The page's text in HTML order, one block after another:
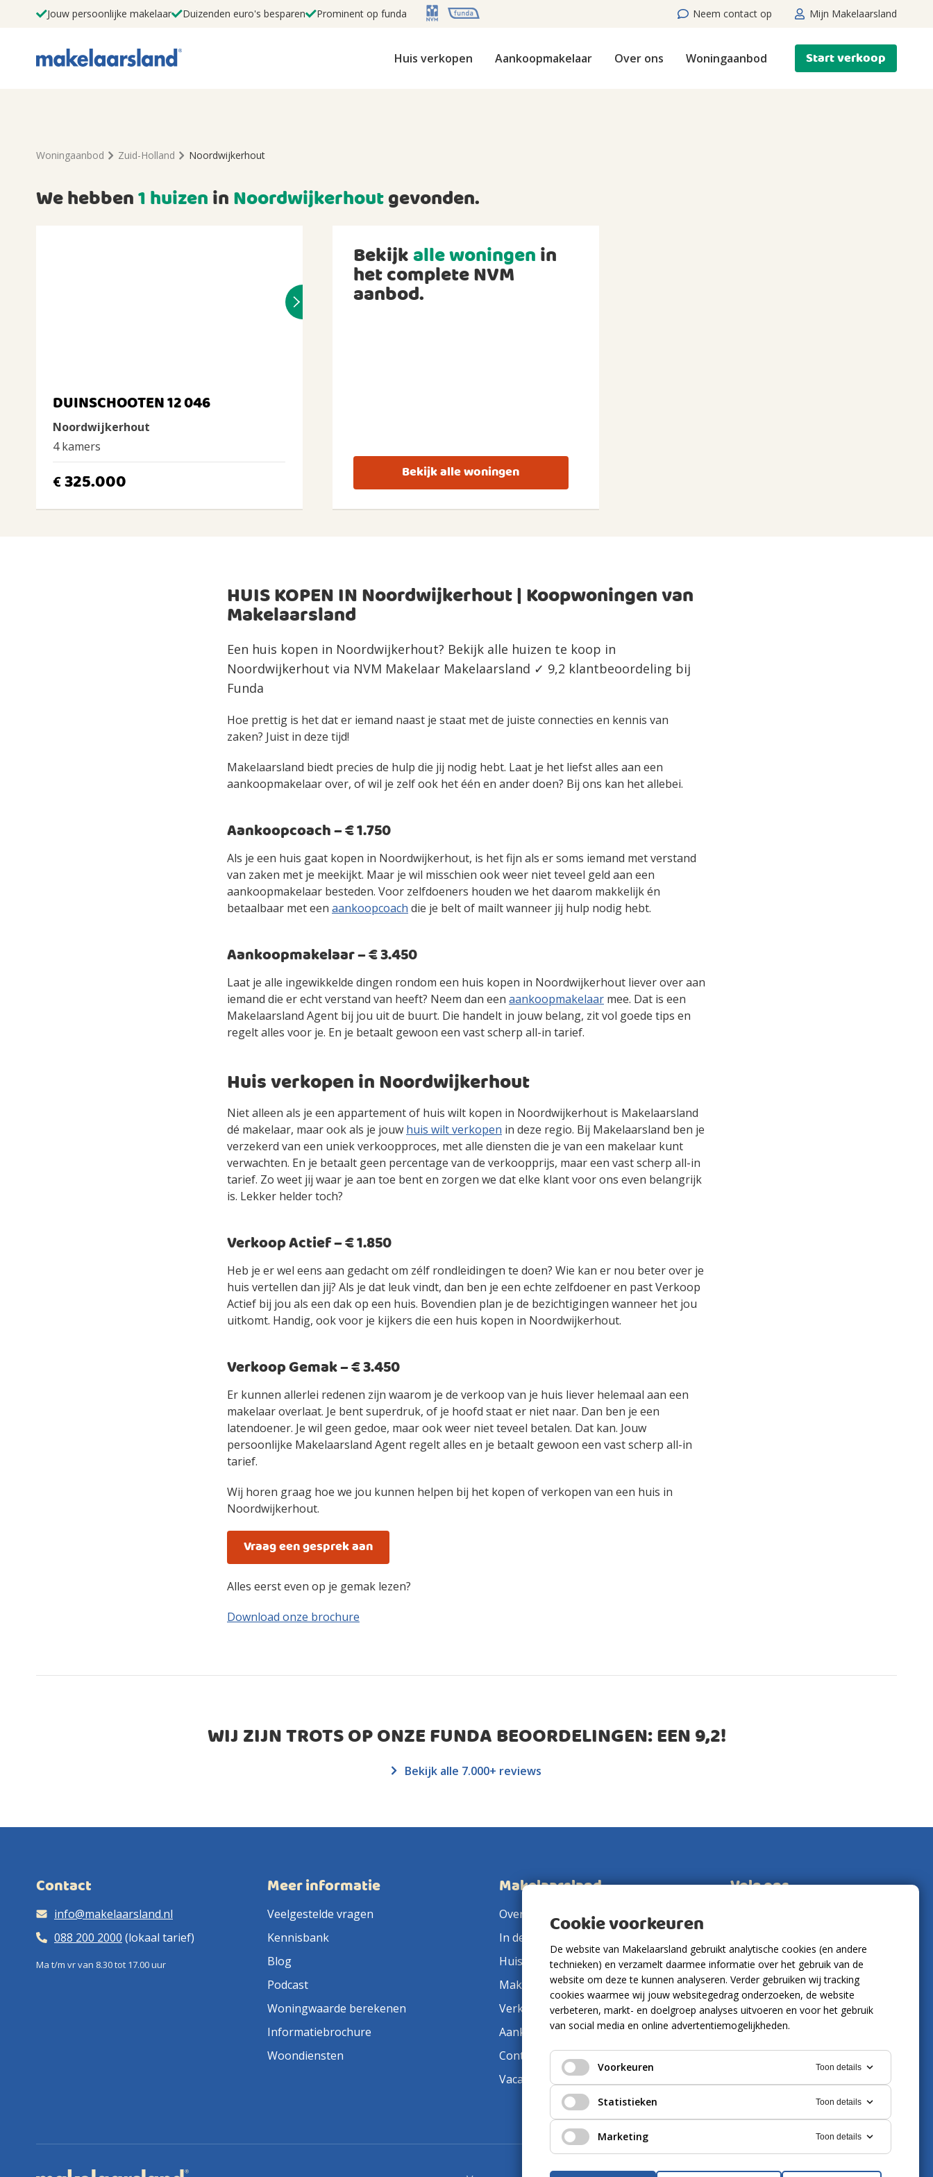
Jouw persoonlijke makelaar Duizenden euro's besparen Prominent op funda Neem contact op Mijn Makelaarsland
Huis verkopen Aankoopmakelaar Over ons Woningaanbod Start verkoop
Woningaanbod Zuid-Holland Noordwijkerhout
We hebben1 huizeninNoordwijkerhoutgevonden.
DUINSCHOOTEN 12 046
Noordwijkerhout
4 kamers
€325.000
Bekijkalle woningenin
het complete NVM
aanbod.
Bekijk alle woningen
HUIS KOPEN IN Noordwijkerhout | Koopwoningen van
Makelaarsland
Een huis kopen in Noordwijkerhout? Bekijk alle huizen te koop in
Noordwijkerhout via NVM Makelaar Makelaarsland ✓ 9,2 klantbeoordeling bij
Funda
Hoe prettig is het dat er iemand naast je staat met de juiste connecties en kennis van
zaken? Juist in deze tijd!
Makelaarsland biedt precies de hulp die jij nodig hebt. Laat je het liefst alles aan een
aankoopmakelaar over, of wil je zelf ook het één en ander doen? Bij ons kan het allebei.
Aankoopcoach – € 1.750
Als je een huis gaat kopen in Noordwijkerhout, is het fijn als er soms iemand met verstand
van zaken met je meekijkt. Maar je wil misschien ook weer niet teveel geld aan een
aankoopmakelaar besteden. Voor zelfdoeners houden we het daarom makkelijk én
betaalbaar met een aankoopcoach die je belt of mailt wanneer jij hulp nodig hebt.
Aankoopmakelaar – € 3.450
Laat je alle ingewikkelde dingen rondom een huis kopen in Noordwijkerhout liever over aan
iemand die er echt verstand van heeft? Neem dan een aankoopmakelaar mee. Dat is een
Makelaarsland Agent bij jou uit de buurt. Die handelt in jouw belang, zit vol goede tips en
regelt alles voor je. En je betaalt gewoon een vast scherp all-in tarief.
Huis verkopen in Noordwijkerhout
Niet alleen als je een appartement of huis wilt kopen in Noordwijkerhout is Makelaarsland
dé makelaar, maar ook als je jouw huis wilt verkopen in deze regio. Bij Makelaarsland ben je
verzekerd van een uniek verkoopproces, met alle diensten die je van een makelaar kunt
verwachten. En je betaalt geen percentage van de verkoopprijs, maar een vast scherp all-in
tarief. Zo weet jij waar je aan toe bent en zorgen we dat elke klant voor ons even belangrijk
is. Lekker helder toch?
Verkoop Actief – € 1.850
Heb je er wel eens aan gedacht om zélf rondleidingen te doen? Wie kan er nou beter over je
huis vertellen dan jij? Als je dat leuk vindt, dan ben je een echte zelfdoener en past Verkoop
Actief bij jou als een dak op een huis. Bovendien plan je de bezichtigingen wanneer het jou
uitkomt. Handig, ook voor je kijkers die een huis kopen in Noordwijkerhout.
Verkoop Gemak – € 3.450
Er kunnen allerlei redenen zijn waarom je de verkoop van je huis liever helemaal aan een
makelaar overlaat. Je bent superdruk, of je hoofd staat er niet naar. Dan ben je een
latendoener. Je wil geen gedoe, maar ook weer niet teveel betalen. Dat kan. Jouw
persoonlijke Makelaarsland Agent regelt alles en je betaalt gewoon een vast scherp all-in
tarief.
Wij horen graag hoe we jou kunnen helpen bij het kopen of verkopen van een huis in
Noordwijkerhout.
Vraag een gesprek aan
Alles eerst even op je gemak lezen?
Download onze brochure
WIJ ZIJN TROTS OP ONZE FUNDA BEOORDELINGEN: EEN9,2!
Bekijk alle 7.000+ reviews
Contact
info@makelaarsland.nl
088 200 2000 (lokaal tarief)
Ma t/m vr van 8.30 tot 17.00 uur
Meer informatie
Veelgestelde vragen
Kennisbank
Blog
Podcast
Woningwaarde berekenen
Informatiebrochure
Woondiensten
Makelaarsland
Over ons
In de pers
Huis verkopen
Makelaar in de buurt
Verkoopmakelaar
Aankoopmakelaar
Contact
Vacatures
Volg ons
Cookie voorkeuren
De website van Makelaarsland gebruikt analytische cookies (en andere
technieken) en verzamelt daarmee informatie over het gebruik van de
website om deze te kunnen analyseren. Verder gebruiken wij tracking
cookies waarmee wij jouw websitegedrag onderzoeken, de website
verbeteren, markt- en doelgroep analyses uitvoeren en voor het gebruik
van social media en online advertentiemogelijkheden.
Voorkeuren Toon details
Statistieken Toon details
Marketing Toon details